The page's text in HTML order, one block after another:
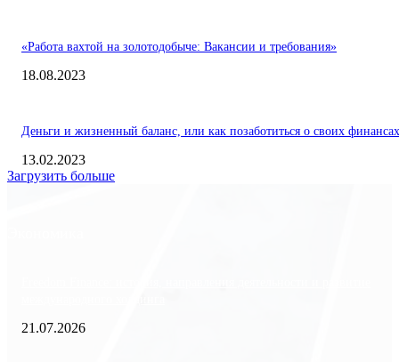
«Работа вахтой на золотодобыче: Вакансии и требования»
18.08.2023
Деньги и жизненный баланс, или как позаботиться о своих финансах
13.02.2023
Загрузить больше
21.07.2026